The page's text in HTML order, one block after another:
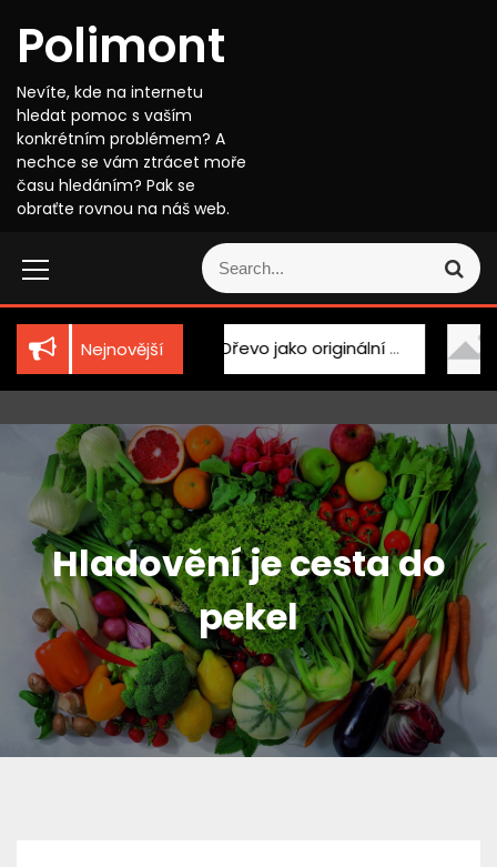
t
Polimont
Nevíte, kde na internetu
hledat pomoc s vaším
konkrétním problémem? A
nechce se vám ztrácet moře
času hledáním? Pak se
obraťte rovnou na náš web.
S
e
a
o
r
:
S
a
r
h
NejnovějšíDřevo jako originální doplněk
Hladovění je cesta do
pekel